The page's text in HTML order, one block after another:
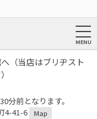
（当店はブリヂスト
前となります。
4-41-6
Map